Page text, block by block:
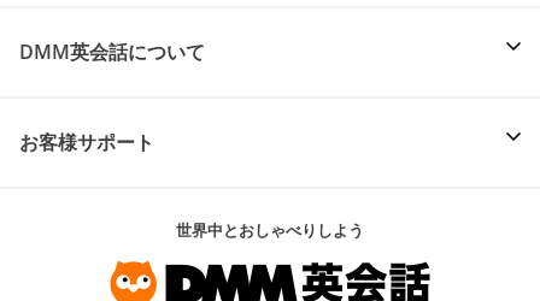
DMM英会話について
お客様サポート
世界中とおしゃべりしよう